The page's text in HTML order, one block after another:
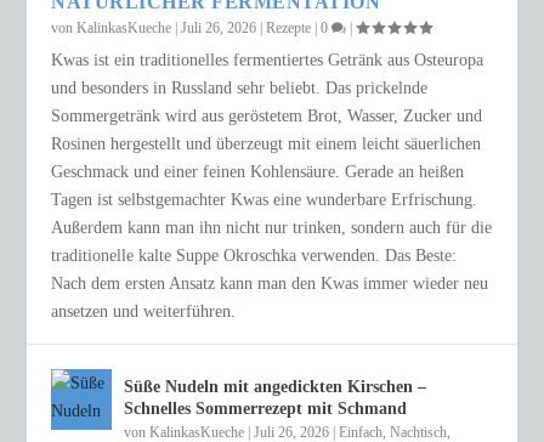
vonKalinkasKueche |Juli 26, 2026 |Rezepte |0 |
Kwas ist ein traditionelles fermentiertes Getränk aus Osteuropa
und besonders in Russland sehr beliebt. Das prickelnde
Sommergetränk wird aus geröstetem Brot, Wasser, Zucker und
Rosinen hergestellt und überzeugt mit einem leicht säuerlichen
Geschmack und einer feinen Kohlensäure. Gerade an heißen
Tagen ist selbstgemachter Kwas eine wunderbare Erfrischung.
Außerdem kann man ihn nicht nur trinken, sondern auch für die
traditionelle kalte Suppe Okroschka verwenden. Das Beste:
Nach dem ersten Ansatz kann man den Kwas immer wieder neu
ansetzen und weiterführen.
Süße Nudeln mit angedickten Kirschen –
Schnelles Sommerrezept mit Schmand
vonKalinkasKueche |Juli 26, 2026 |Einfach,Nachtisch,